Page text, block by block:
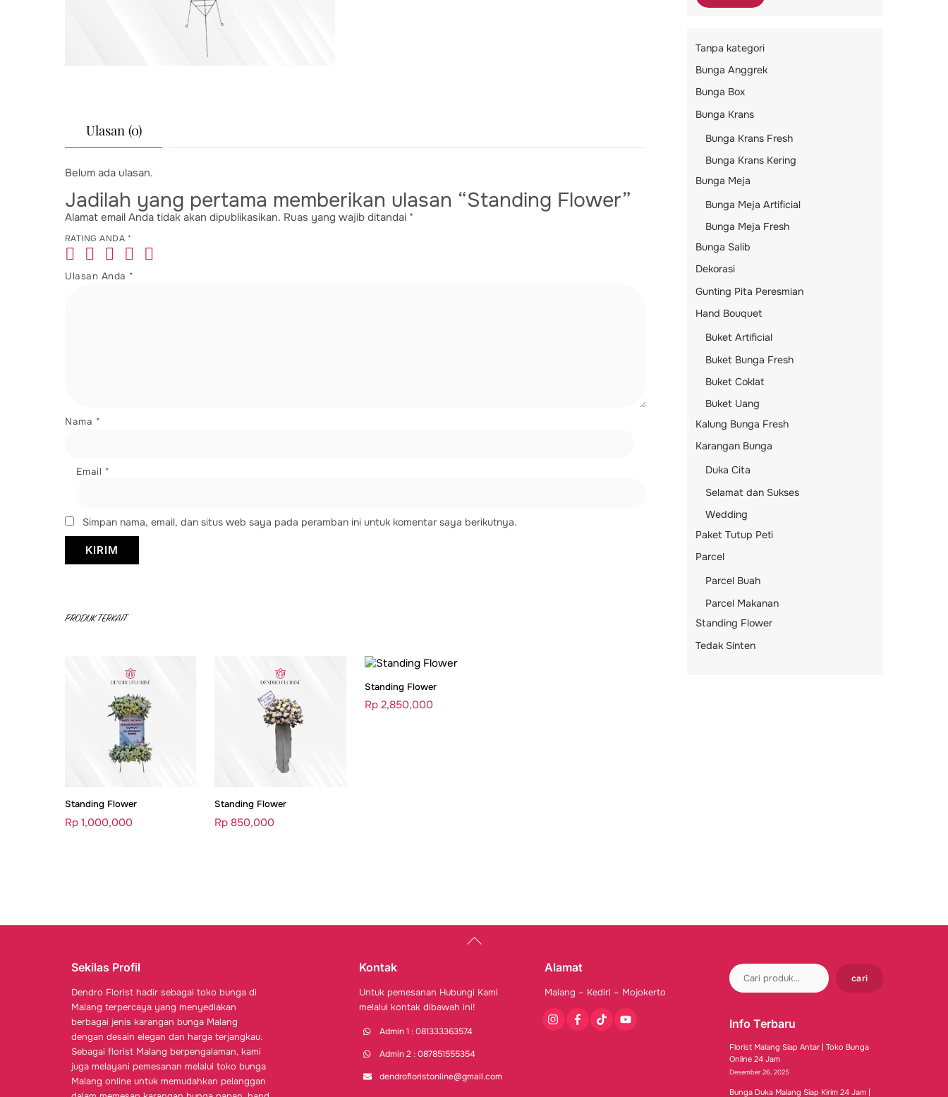
Ulasan (0)
Belum ada ulasan.
Jadilah yang pertama memberikan ulasan “Standing Flower”
Alamat email Anda tidak akan dipublikasikan. Ruas yang wajib ditandai *
RATING ANDA *
Ulasan Anda *
Nama *
Email *
Simpan nama, email, dan situs web saya pada peramban ini untuk komentar saya berikutnya.
PRODUK TERKAIT
Standing Flower
Rp 1,000,000
Standing Flower
Rp 850,000
Standing Flower
Rp2,850,000
Tanpa kategori
Bunga Anggrek
Bunga Box
Bunga Krans
Bunga Krans Fresh
Bunga Krans Kering
Bunga Meja
Bunga Meja Artificial
Bunga Meja Fresh
Bunga Salib
Dekorasi
Gunting Pita Peresmian
Hand Bouquet
Buket Artificial
Buket Bunga Fresh
Buket Coklat
Buket Uang
Kalung Bunga Fresh
Karangan Bunga
Duka Cita
Selamat dan Sukses
Wedding
Paket Tutup Peti
Parcel
Parcel Buah
Parcel Makanan
Standing Flower
Tedak Sinten
Back
Sekilas Profil
Dendro Florist hadir sebagai toko bunga di
Malang terpercaya yang menyediakan
berbagai jenis karangan bunga Malang
dengan desain elegan dan harga terjangkau.
Sebagai florist Malang berpengalaman, kami
juga melayani pemesanan melalui toko bunga
Malang online untuk memudahkan pelanggan
Kontak
Untuk pemesanan Hubungi Kami
melalui kontak dibawah ini!
Admin 1 : 081333363574
Admin 2 : 087851555354
dendrofloristonline@gmail.com
Alamat
Malang – Kediri – Mojokerto
InstagramFacebookTiktokYoutube
cari
Info Terbaru
Florist Malang Siap Antar | Toko Bunga
Online 24 Jam
Desember 26, 2025
Bunga Duka Malang Siap Kirim 24 Jam |